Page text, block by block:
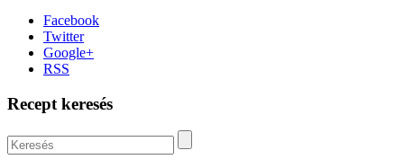
Facebook
Twitter
Google+
RSS
Recept keresés